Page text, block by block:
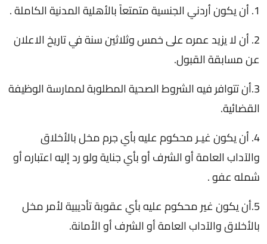
1. أن يكون أردني الجنسية متمتعاً بالأهلية المدنية الكاملة .
2. أن لا يزيد عمره على خمس وثلاثين سنة في تاريخ الاعلان
عن مسابقة القبول.
3.أن تتوافر فيه الشروط الصحية المطلوبة لممارسة الوظيفة
القضائية.
4. أن يكون غيـر محكوم عليه بأي جرم مخل بالأخلاق
والآداب العامة أو الشرف أو بأي جناية ولو رد إليه اعتباره أو
شمله عفو .
5.أن يكون غير محكوم عليه بأي عقوبة تأديبية لأمر مخل
بالأخلاق والآداب العامة أو الشرف أو الأمانة.